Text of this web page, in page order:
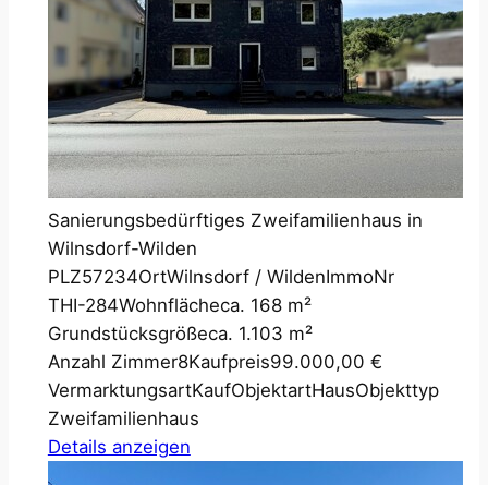
Sanierungsbedürftiges Zweifamilienhaus in
Wilnsdorf-Wilden
PLZ57234OrtWilnsdorf / WildenImmoNr
THI-284Wohnflächeca. 168 m²
Grundstücksgrößeca. 1.103 m²
Anzahl Zimmer8Kaufpreis99.000,00 €
VermarktungsartKaufObjektartHausObjekttyp
Zweifamilienhaus
Details anzeigen